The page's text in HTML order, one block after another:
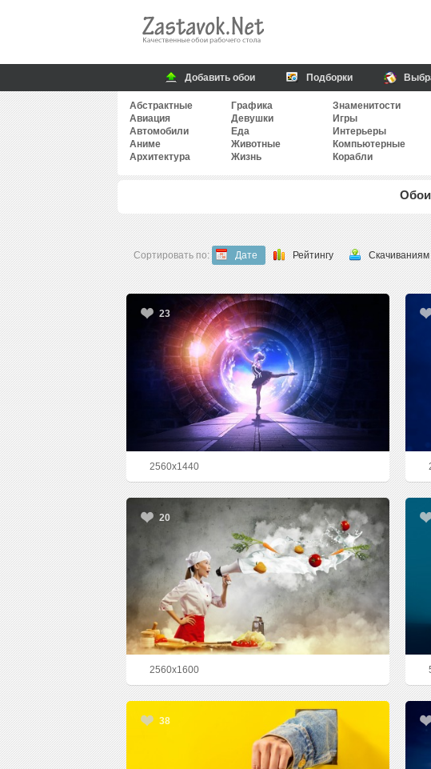
Добавить обои Подборки
Абстрактные
Авиация
Автомобили
Аниме
Архитектура
Графика
Девушки
Еда
Животные
Жизнь
Знаменитости
Игры
Интерьеры
Компьютерные
Корабли
Обои
Сортировать по: Дате Рейтингу Скачиваниям
23
2560x1440
20
2560x1600
38